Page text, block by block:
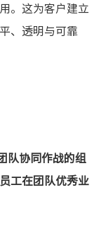
。这为客户建立
、透明与可靠
队协同作战的组
工在团队优秀业